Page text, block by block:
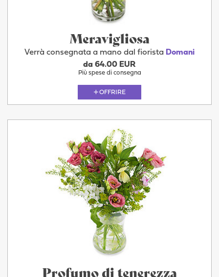
Meravigliosa
Verrà consegnata a mano dal fiorista Domani
da 64.00 EUR
Più spese di consegna
OFFRIRE
Profumo di tenerezza